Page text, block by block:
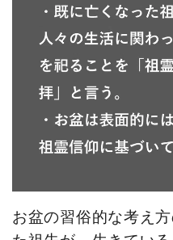
お盆の習俗的な考え